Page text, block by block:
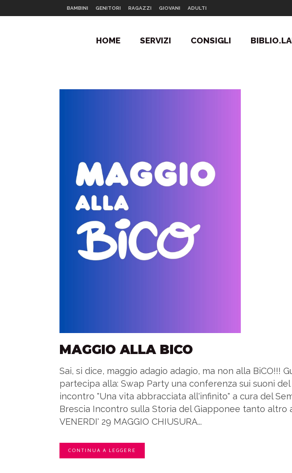
BAMBINI GENITORI RAGAZZI GIOVANI ADULTI
HOME SERVIZI CONSIGLI
MAGGIO ALLA BICO
Sai, si dice, maggio adagio adagio, ma non alla BiCO!!!
partecipa alla: Swap Party una conferenza sui suoni
incontro "Una vita abbracciata all'infinito" a cura del
Brescia Incontro sulla Storia del Giapponee tanto altro
VENERDI' 29 MAGGIO CHIUSURA...
CONTINUA A LEGGERE